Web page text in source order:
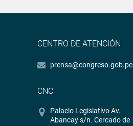
CENTRO DE ATENCIÓN
prensa@congreso.gob.pe
CNC
Palacio Legislativo Av.
Abancay s/n. Cercado de